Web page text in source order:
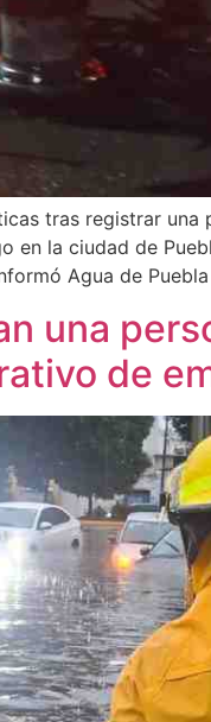
tras registrar
en la ciudad de
Agua de
una
de